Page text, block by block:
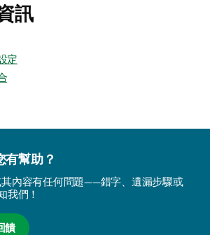
訊
定
有幫助？
內容有任何問題——錯字、遺漏步驟或
我們！
饋